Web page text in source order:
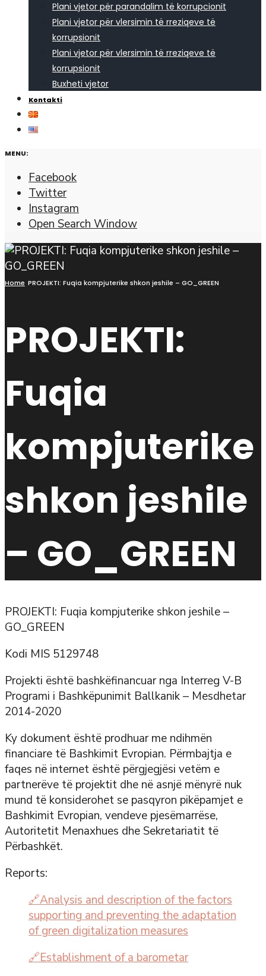
Plani vjetor për parandalim të korrupcionit
Plani vjetor për vlersimin të rreziqeve të
korrupsionit
Plani vjetor për vlersimin të rreziqeve të
korrupsionit
Buxheti vjetor
Kontakti
MENU:
Facebook
Twitter
Instagram
Open Search Window
Home PROJEKTI: Fuqia kompjuterike shkon jeshile – GO_GREEN
PROJEKTI:
Fuqia
kompjuterike
shkon jeshile
– GO_GREEN
PROJEKTI: Fuqia kompjuterike shkon jeshile –
GO_GREEN
Kodi MIS 5129748
Projekti është bashkëfinancuar nga Interreg V-B
Programi i Bashkëpunimit Ballkanik – Mesdhetar
2014-2020
Ky dokument është prodhuar me ndihmën
financiare të Bashkimit Evropian. Përmbajtja e
faqes në internet është përgjegjësi vetëm e
partnerëve të projektit dhe në asnjë mënyrë nuk
mund të konsiderohet se pasqyron pikëpamjet e
Bashkimit Evropian, vendeve pjesëmarrëse,
Autoritetit Menaxhues dhe Sekretariatit të
Përbashkët.
Reports:
🔗Analysis and description of the factors
supporting and preventing the adaptation
of green digitalization measures
🔗Establishment of a barometar